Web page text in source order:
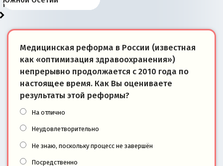
победители
Медицинская реформа в России (известная
как «оптимизация здравоохранения»)
непрерывно продолжается с 2010 года по
настоящее время. Как Вы оцениваете
результаты этой реформы?
На отлично
Неудовлетворительно
Не знаю, поскольку процесс не завершён
Посредственно